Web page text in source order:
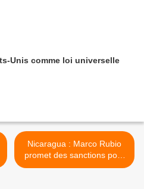
Unis comme loi universelle
Nicaragua : Marco Rubio
promet des sanctions pour
les responsables des